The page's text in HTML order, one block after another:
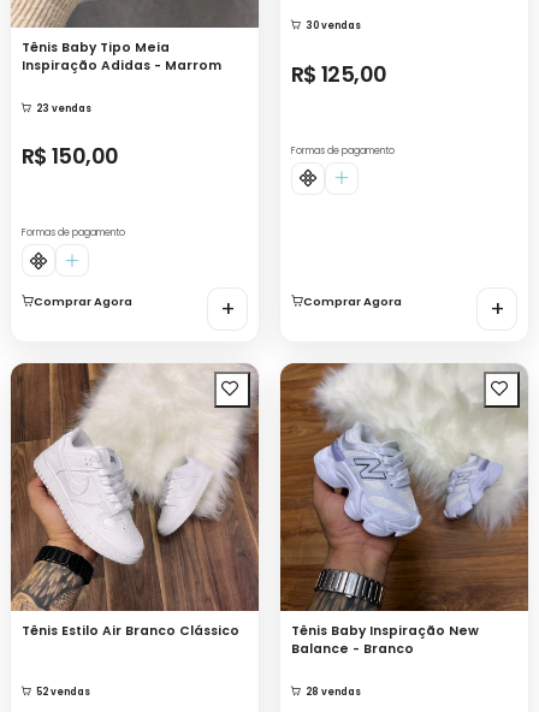
Tênis Baby Tipo Meia
Inspiração Adidas - Marrom
23 vendas
R$ 150,00
Formas de pagamento
Comprar Agora +
30 vendas
R$ 125,00
Formas de pagamento
Comprar Agora +
Tênis Estilo Air Branco Clássico
52 vendas
Tênis Baby Inspiração New
Balance - Branco
28 vendas